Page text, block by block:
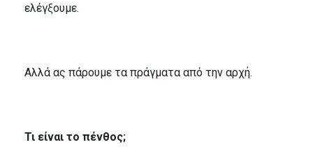
ελέγξουμε.
Αλλά ας πάρουμε τα πράγματα από την αρχή.
Τι είναι το πένθος;